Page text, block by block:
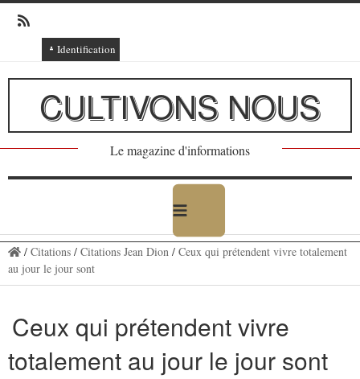
Identification
Connexion
Connexion via Facebook
Inscription
Ajout texte ou poème
CULTIVONS NOUS
Le magazine d'informations
/ Citations/ Citations Jean Dion/ Ceux qui prétendent vivre totalement
au jour le jour sont
Ceux qui prétendent vivre
totalement au jour le jour sont